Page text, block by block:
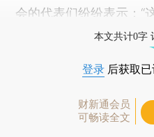
会的代表们纷纷表示：“
本文共计0字
登录 后获取
财新通会员
可畅读全文